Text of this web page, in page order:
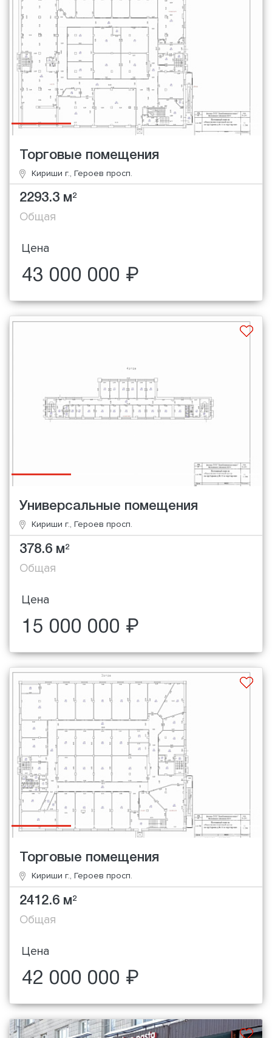
Торговые помещения
Кириши г., Героев просп.
2293.3 м2
Общая
Цена
43 000 000 ₽
Универсальные помещения
Кириши г., Героев просп.
378.6 м2
Общая
Цена
15 000 000 ₽
Торговые помещения
Кириши г., Героев просп.
2412.6 м2
Общая
Цена
42 000 000 ₽